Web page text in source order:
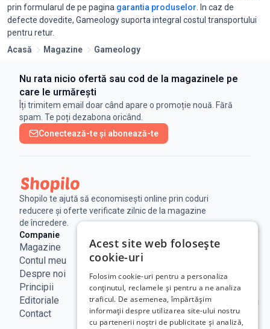
prin formularul de pe pagina garantia produselor . In caz de
defecte dovedite, Gameology suporta integral costul transportului
pentru retur.
Acasă
Magazine Gameology
Nu rata nicio ofertă sau cod de la magazinele pe
care le urmărești
Îți trimitem email doar când apare o promoție nouă. Fără
spam. Te poți dezabona oricând.
Conectează-te și abonează-te
Shopilo te ajută să economisești online prin coduri
reducere și oferte verificate zilnic de la magazine
de încredere.
Companie
Magazine
Contul meu
Despre noi
Principii
Editoriale
Contact
Notificare
Legala
Politica de
confidențialitate
Termeni de
utilizare
Blog
ANPC
SAL - UE
ECC Romania
ANCOM
Acest site web folosește
cookie-uri
Folosim cookie-uri pentru a personaliza
conținutul, reclamele și pentru a ne analiza
traficul. De asemenea, împărtășim
informații despre utilizarea site-ului nostru
cu partenerii noștri de publicitate și analiză,